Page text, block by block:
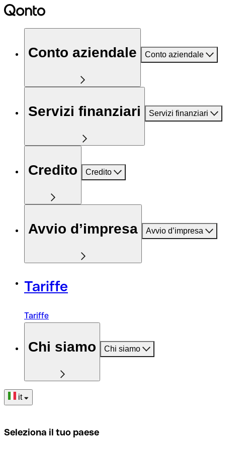
Conto aziendale Conto aziendale
Servizi finanziari Servizi finanziari
Credito Credito
Avvio d’impresa Avvio d’impresa
Tariffe
Tariffe
Chi siamo Chi siamo
it
Seleziona il tuo paese